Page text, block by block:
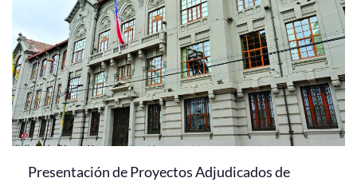
Presentación de Proyectos Adjudicados de